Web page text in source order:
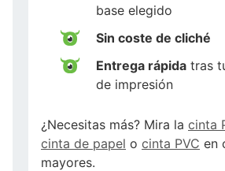
base elegido
Sin coste de cliché
Entrega rápida tras
de impresión
¿Necesitas más? Mira la cinta
cinta de papel o cinta PVC en
mayores.